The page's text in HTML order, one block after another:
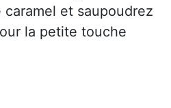
et saupoudrez
la petite touche